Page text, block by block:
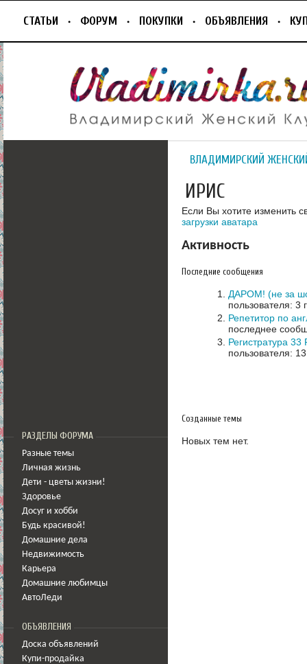
СТАТЬИ ФОРУМ ПОКУПКИ ОБЪЯВЛЕНИЯ
РАЗДЕЛЫ ФОРУМА
Разные темы
Личная жизнь
Дети - цветы жизни!
Здоровье
Досуг и хобби
Будь красивой!
Домашние дела
Недвижимость
Карьера
Домашние любимцы
АвтоЛеди
ОБЪЯВЛЕНИЯ
Доска объявлений
Купи-продайка
ВЛАДИМИРСКИЙ
ИРИС
Если Вы хотите изменить
загрузки аватара
Активность
Последние сообщения
ДАРОМ! (не за
пользователя: 3
Репетитор по
последнее
Регистратура 33
пользователя:
Созданные темы
Новых тем нет.